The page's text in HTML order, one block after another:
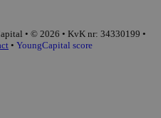
• © 2026 • KvK nr: 34330199 •
• YoungCapital score